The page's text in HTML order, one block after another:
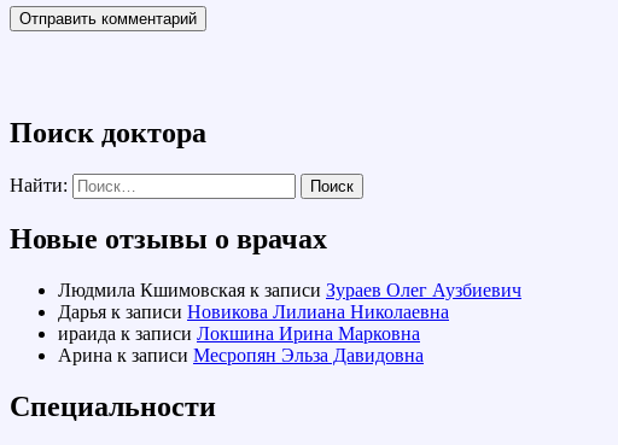
Поиск доктора
Найти:
Новые отзывы о врачах
Людмила Кшимовская к записи Зураев Олег Аузбиевич
Дарья к записи Новикова Лилиана Николаевна
ираида к записи Локшина Ирина Марковна
Арина к записи Месропян Эльза Давидовна
Специальности